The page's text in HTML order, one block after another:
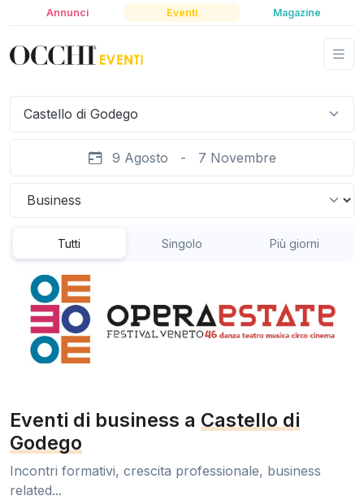
Annunci Eventi Magazine
Castello di Godego
9 Agosto - 7 Novembre
Tutti Singolo Più giorni
Eventi di business a Castello di
Godego
Incontri formativi, crescita professionale, business
related...